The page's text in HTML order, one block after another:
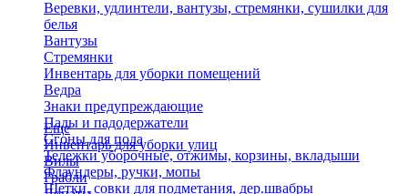
Веревки, удлинтели, вантузы, стремянки, сушилки для
белья
Вантузы
Стремянки
Инвентарь для уборки помещений
Ведра
Знаки предупреждающие
Пады и падодержатели
Сгоны для пола
Тележки уборочные, отжимы, корзины, вкладыши
Флаундеры, ручки, мопы
Щетки, совки для подметания, дер.швабры
Еще
Инвентарь для уборки улиц
Вилы
Грабли